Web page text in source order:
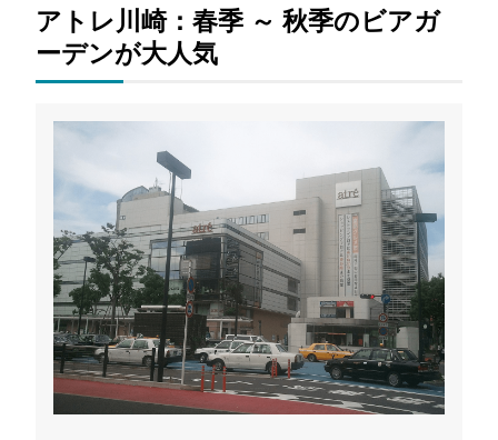
アトレ川崎：春季 ～ 秋季のビアガ
ーデンが大人気